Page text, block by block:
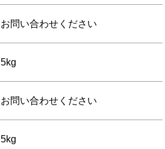
お問い合わせください
5kg
お問い合わせください
5kg